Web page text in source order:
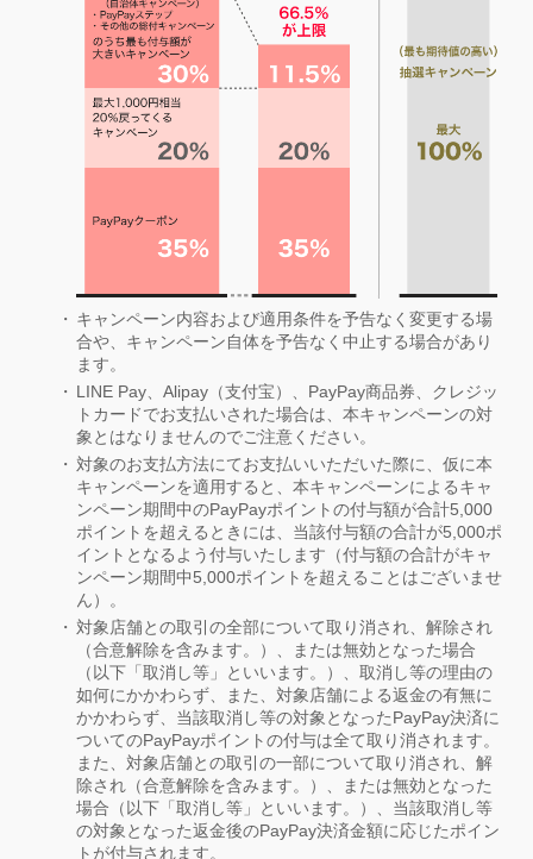
キャンペーン内容および適用条件を予告なく変更する場
合や、キャンペーン自体を予告なく中止する場合があり
ます。
LINE Pay、Alipay（支付宝）、PayPay商品券、クレジッ
トカードでお支払いされた場合は、本キャンペーンの対
象とはなりませんのでご注意ください。
対象のお支払方法にてお支払いいただいた際に、仮に本
キャンペーンを適用すると、本キャンペーンによるキャ
ンペーン期間中のPayPayポイントの付与額が合計5,000
ポイントを超えるときには、当該付与額の合計が5,000ポ
イントとなるよう付与いたします（付与額の合計がキャ
ンペーン期間中5,000ポイントを超えることはございませ
ん）。
対象店舗との取引の全部について取り消され、解除され
（合意解除を含みます。）、または無効となった場合
（以下「取消し等」といいます。）、取消し等の理由の
如何にかかわらず、また、対象店舗による返金の有無に
かかわらず、当該取消し等の対象となったPayPay決済に
ついてのPayPayポイントの付与は全て取り消されます。
また、対象店舗との取引の一部について取り消され、解
除され（合意解除を含みます。）、または無効となった
場合（以下「取消し等」といいます。）、当該取消し等
の対象となった返金後のPayPay決済金額に応じたポイン
トが付与されます。